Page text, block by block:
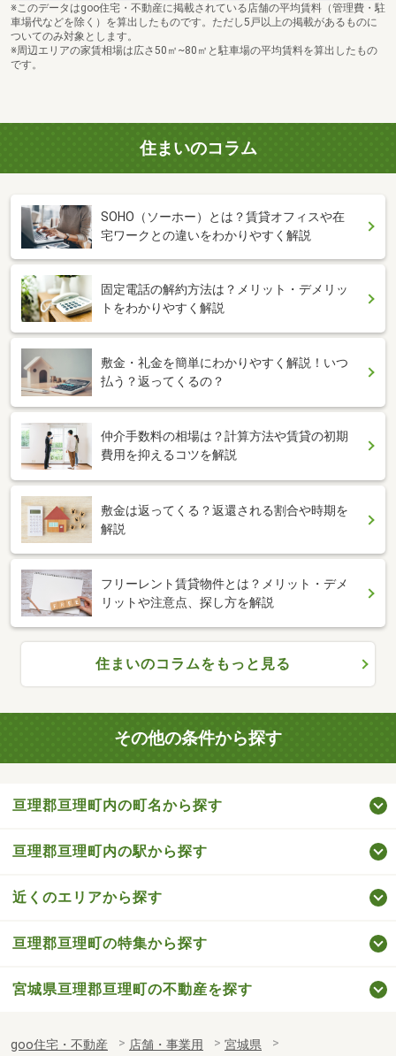
※このデータはgoo住宅・不動産に掲載されている店舗の平均賃料（管理費・駐
車場代などを除く）を算出したものです。ただし5戸以上の掲載があるものに
ついてのみ対象とします。
※周辺エリアの家賃相場は広さ50㎡~80㎡と駐車場の平均賃料を算出したもの
です。
住まいのコラム
SOHO（ソーホー）とは？賃貸オフィスや在
宅ワークとの違いをわかりやすく解説
固定電話の解約方法は？メリット・デメリッ
トをわかりやすく解説
敷金・礼金を簡単にわかりやすく解説！いつ
払う？返ってくるの？
仲介手数料の相場は？計算方法や賃貸の初期
費用を抑えるコツを解説
敷金は返ってくる？返還される割合や時期を
解説
フリーレント賃貸物件とは？メリット・デメ
リットや注意点、探し方を解説
住まいのコラムをもっと見る
その他の条件から探す
亘理郡亘理町内の町名から探す
亘理郡亘理町内の駅から探す
近くのエリアから探す
亘理郡亘理町の特集から探す
宮城県亘理郡亘理町の不動産を探す
goo住宅・不動産 店舗・事業用
宮城県